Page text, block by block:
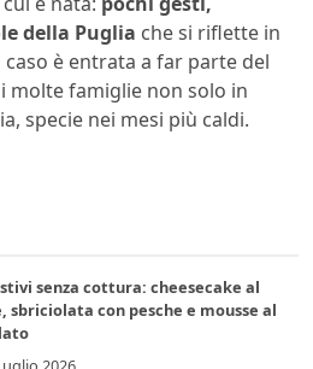
della Puglia che si riflette in
è entrata a far parte del
famiglie non solo in
specie nei mesi più caldi.
senza cottura: cheesecake al
sbriciolata con pesche e mousse al